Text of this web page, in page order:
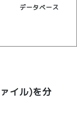
データベース
イル)を分